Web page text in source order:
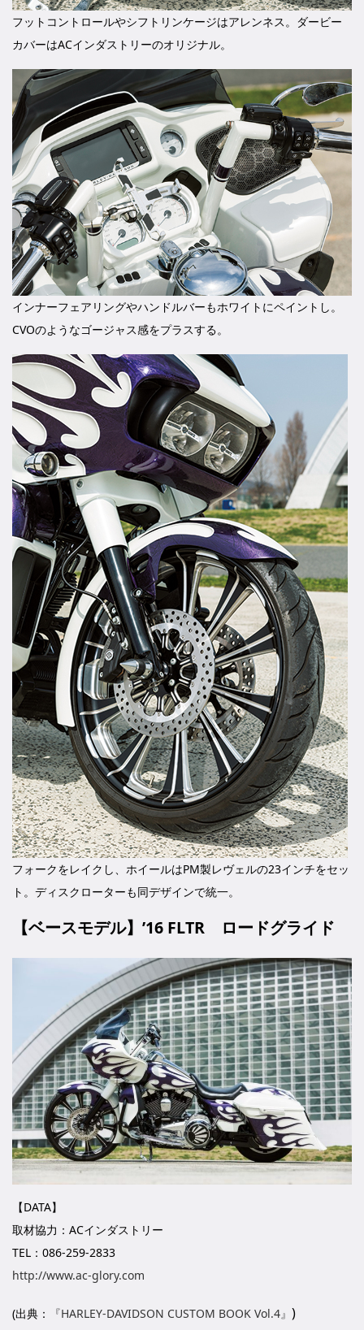
フットコントロールやシフトリンケージはアレンネス。ダービー
カバーはACインダストリーのオリジナル。
インナーフェアリングやハンドルバーもホワイトにペイントし。
CVOのようなゴージャス感をプラスする。
フォークをレイクし、ホイールはPM製レヴェルの23インチをセッ
ト。ディスクローターも同デザインで統一。
【ベースモデル】’16 FLTR ロードグライド
【DATA】
取材協力：ACインダストリー
TEL：086-259-2833
http://www.ac-glory.com
(出典： 『HARLEY-DAVIDSON CUSTOM BOOK Vol.4』 )